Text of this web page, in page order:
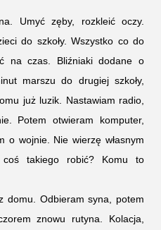
Umyć zęby, rozkleić oczy.
do szkoły. Wszystko co do
na czas. Bliźniaki dodane o
marszu do drugiej szkoły,
już luzik. Nastawiam radio,
Potem otwieram komputer,
o wojnie. Nie wierzę własnym
takiego robić? Komu to
domu. Odbieram syna, potem
znowu rutyna. Kolacja,